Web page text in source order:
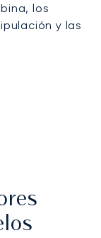
los
y las